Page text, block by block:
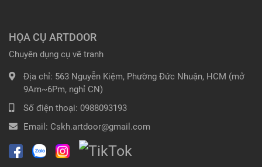
HỌA CỤ ARTDOOR
Chuyên dụng cụ vẽ tranh
Địa chỉ: 563 Nguyễn Kiệm, Phường Đức Nhuận, HCM (mở
9Am~6Pm, nghỉ CN)
Số điện thoại: 0988093193
Email: Cskh.artdoor@gmail.com